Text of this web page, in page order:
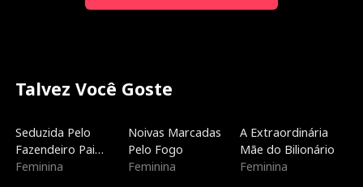
Talvez Você Goste
Seduzida Pelo
Fazendeiro Pai
Solteiro
Feminina
Noivas Marcadas
Pelo Fogo
Feminina
A Extraordinária
Mãe do Bilionário
Feminina